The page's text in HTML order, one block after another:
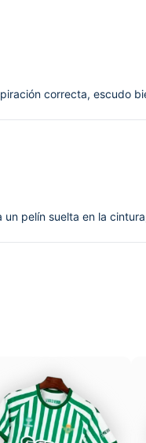
correcta, escudo
pelín suelta en la